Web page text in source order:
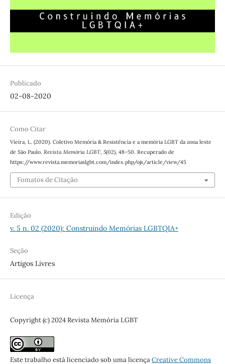
Publicado
02-08-2020
Como Citar
Vieira, L. (2020). Coletivo Memória & Resistência e a memória LGBT da zona leste
de São Paulo. Revista Memória LGBT, 5(02), 48–50. Recuperado de
https://www.revista.memoriaslgbt.com/index.php/ojs/article/view/45
Fomatos de Citação
Edição
v. 5 n. 02 (2020): Construindo Memórias LGBTQIA+
Seção
Artigos Livres
Licença
Copyright (c) 2024 Revista Memória LGBT
Este trabalho está licenciado sob uma licençaCreative Commons